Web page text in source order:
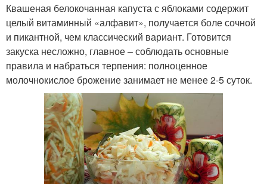
Квашеная белокочанная капуста с яблоками содержит
целый витаминный «алфавит», получается боле сочной
и пикантной, чем классический вариант. Готовится
закуска несложно, главное – соблюдать основные
правила и набраться терпения: полноценное
молочнокислое брожение занимает не менее 2-5 суток.